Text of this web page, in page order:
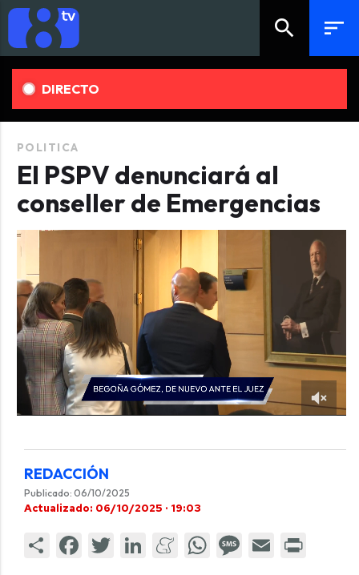
search sort
DIRECTO
POLITICA
El PSPV denunciará al
conseller de Emergencias
REDACCIÓN
Publicado: 06/10/2025
Actualizado: 06/10/2025 · 19:03